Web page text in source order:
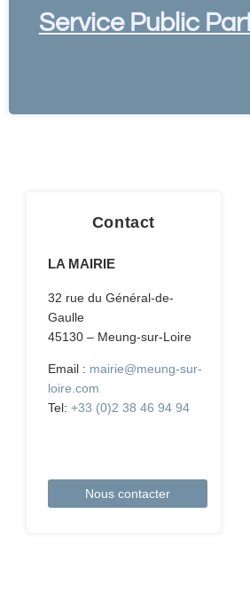
Service Public
Contact
LA MAIRIE
32 rue du Général-de-
Gaulle
45130 – Meung-sur-Loire
Email : mairie@meung-sur-
loire.com
Tel:+33 (0)2 38 46 94 94
Nous contacter